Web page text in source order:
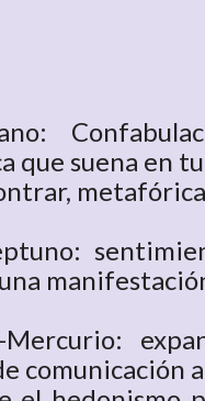
que suena en
Mercurio:
comunicación